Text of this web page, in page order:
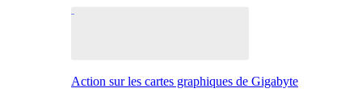
Action sur les cartes graphiques de Gigabyte